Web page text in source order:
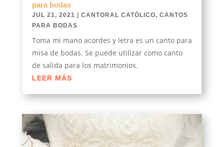
para bodas
JUL 21, 2021 CANTORAL CATÓLICO, CANTOS
PARA BODAS
Toma mi mano acordes y letra es un canto para
misa de bodas. Se puede utilizar como canto
de salida para los matrimonios.
LEER MÁS